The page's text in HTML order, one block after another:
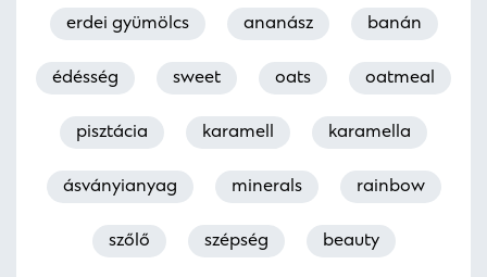
erdei gyümölcs ananász banán
édésség sweet oats oatmeal
pisztácia karamell karamella
ásványianyag minerals rainbow
szőlő szépség beauty